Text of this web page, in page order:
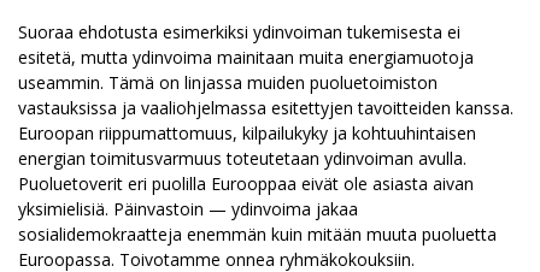
Suoraa ehdotusta esimerkiksi ydinvoiman tukemisesta ei
esitetä, mutta ydinvoima mainitaan muita energiamuotoja
useammin. Tämä on linjassa muiden puoluetoimiston
vastauksissa ja vaaliohjelmassa esitettyjen tavoitteiden kanssa.
Euroopan riippumattomuus, kilpailukyky ja kohtuuhintaisen
energian toimitusvarmuus toteutetaan ydinvoiman avulla.
Puoluetoverit eri puolilla Eurooppaa eivät ole asiasta aivan
yksimielisiä. Päinvastoin — ydinvoima jakaa
sosialidemokraatteja enemmän kuin mitään muuta puoluetta
Euroopassa. Toivotamme onnea ryhmäkokouksiin.